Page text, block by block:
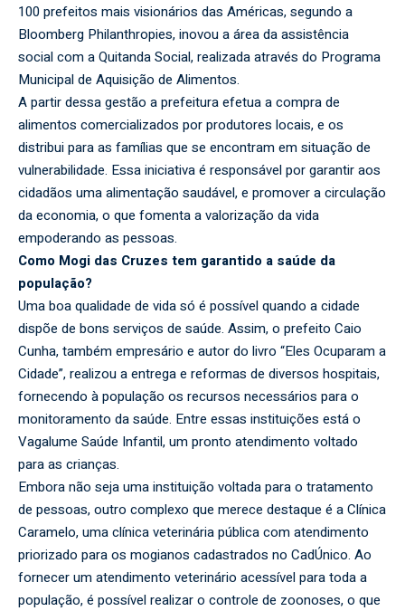
100 prefeitos mais visionários das Américas, segundo a
Bloomberg Philanthropies, inovou a área da assistência
social com a Quitanda Social, realizada através do Programa
Municipal de Aquisição de Alimentos.
A partir dessa gestão a prefeitura efetua a compra de
alimentos comercializados por produtores locais, e os
distribui para as famílias que se encontram em situação de
vulnerabilidade. Essa iniciativa é responsável por garantir aos
cidadãos uma alimentação saudável, e promover a circulação
da economia, o que fomenta a valorização da vida
empoderando as pessoas.
Como Mogi das Cruzes tem garantido a saúde da
população?
Uma boa qualidade de vida só é possível quando a cidade
dispõe de bons serviços de saúde. Assim, o prefeito Caio
Cunha, também empresário e autor do livro “Eles Ocuparam a
Cidade”, realizou a entrega e reformas de diversos hospitais,
fornecendo à população os recursos necessários para o
monitoramento da saúde. Entre essas instituições está o
Vagalume Saúde Infantil, um pronto atendimento voltado
para as crianças.
Embora não seja uma instituição voltada para o tratamento
de pessoas, outro complexo que merece destaque é a Clínica
Caramelo, uma clínica veterinária pública com atendimento
priorizado para os mogianos cadastrados no CadÚnico. Ao
fornecer um atendimento veterinário acessível para toda a
população, é possível realizar o controle de zoonoses, o que